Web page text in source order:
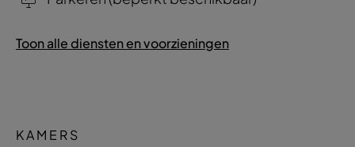
Toon alle diensten en voorzieningen
KAMERS